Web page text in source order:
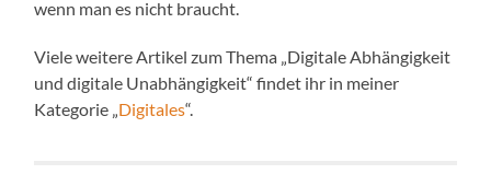
wenn man es nicht braucht.
Viele weitere Artikel zum Thema „Digitale Abhängigkeit
und digitale Unabhängigkeit“ findet ihr in meiner
Kategorie „Digitales“.